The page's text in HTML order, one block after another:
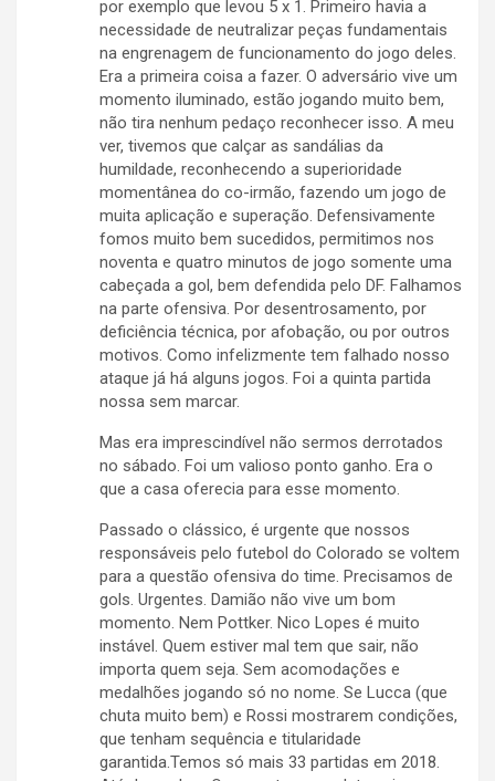
por exemplo que levou 5 x 1. Primeiro havia a
necessidade de neutralizar peças fundamentais
na engrenagem de funcionamento do jogo deles.
Era a primeira coisa a fazer. O adversário vive um
momento iluminado, estão jogando muito bem,
não tira nenhum pedaço reconhecer isso. A meu
ver, tivemos que calçar as sandálias da
humildade, reconhecendo a superioridade
momentânea do co-irmão, fazendo um jogo de
muita aplicação e superação. Defensivamente
fomos muito bem sucedidos, permitimos nos
noventa e quatro minutos de jogo somente uma
cabeçada a gol, bem defendida pelo DF. Falhamos
na parte ofensiva. Por desentrosamento, por
deficiência técnica, por afobação, ou por outros
motivos. Como infelizmente tem falhado nosso
ataque já há alguns jogos. Foi a quinta partida
nossa sem marcar.
Mas era imprescindível não sermos derrotados
no sábado. Foi um valioso ponto ganho. Era o
que a casa oferecia para esse momento.
Passado o clássico, é urgente que nossos
responsáveis pelo futebol do Colorado se voltem
para a questão ofensiva do time. Precisamos de
gols. Urgentes. Damião não vive um bom
momento. Nem Pottker. Nico Lopes é muito
instável. Quem estiver mal tem que sair, não
importa quem seja. Sem acomodações e
medalhões jogando só no nome. Se Lucca (que
chuta muito bem) e Rossi mostrarem condições,
que tenham sequência e titularidade
garantida.Temos só mais 33 partidas em 2018.